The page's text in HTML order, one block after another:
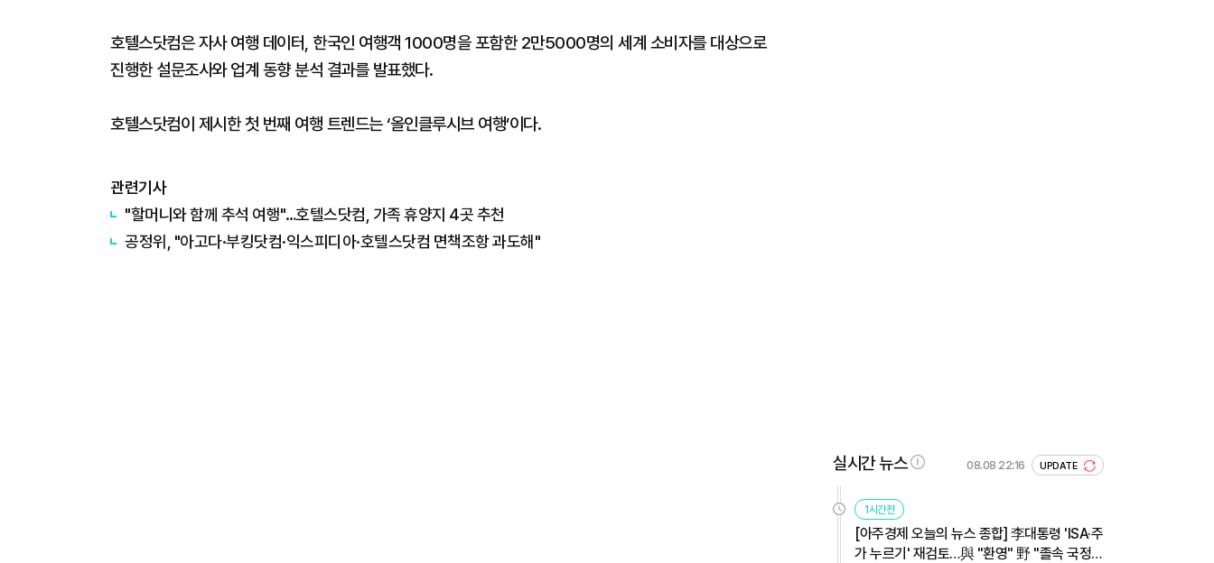
호텔스닷컴은 자사 여행 데이터, 한국인 여행객 1000명을 포함한 2만5000명의 세계 소비자를 대상으로
진행한 설문조사와 업계 동향 분석 결과를 발표했다.
호텔스닷컴이 제시한 첫 번째 여행 트렌드는 ‘올인클루시브 여행’이다.
관련기사
"할머니와 함께 추석 여행"…호텔스닷컴, 가족 휴양지 4곳 추천
​공정위, "아고다·부킹닷컴·익스피디아·호텔스닷컴 면책조항 과도해"
실시간 뉴스 08.08 22:16 UPDATE
1시간전
[아주경제 오늘의 뉴스 종합] 李대통령 'ISA·주
가 누르기' 재검토…與 "환영" 野 "졸속 국정"